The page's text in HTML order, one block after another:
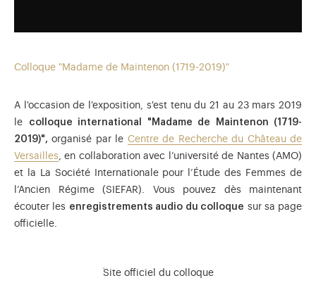
Colloque "Madame de Maintenon (1719-2019)"
A l'occasion de l'exposition, s'est tenu du 21 au 23 mars 2019
le
colloque international "Madame de Maintenon (1719-
2019)",organisé par le Centre de Recherche du Château de
Versailles , en collaboration avec l’université de Nantes (AMO)
et la La Société Internationale pour l’Étude des Femmes de
l’Ancien Régime (SIEFAR). Vous pouvez dès maintenant
écouter les enregistrements audio du colloque sur sa page
officielle.
Site officiel du colloque